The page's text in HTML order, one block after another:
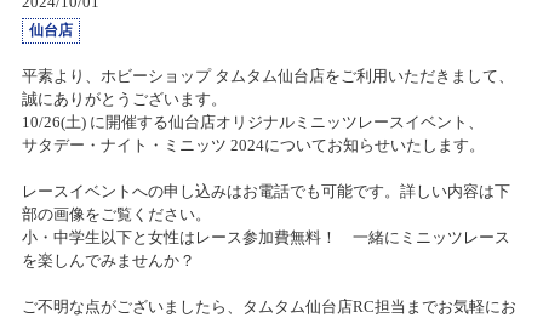
仙台店
平素より、ホビーショップ タムタム仙台店をご利用いただきまして、
誠にありがとうございます。
10/26(土) に開催する仙台店オリジナルミニッツレースイベント、
サタデー・ナイト・ミニッツ 2024についてお知らせいたします。
レースイベントへの申し込みはお電話でも可能です。詳しい内容は下
部の画像をご覧ください。
小・中学生以下と女性はレース参加費無料！ 一緒にミニッツレース
を楽しんでみませんか？
ご不明な点がございましたら、タムタム仙台店RC担当までお気軽にお